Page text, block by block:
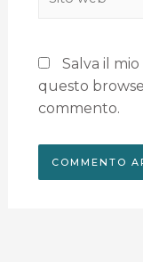
Salva il
questo
commento.